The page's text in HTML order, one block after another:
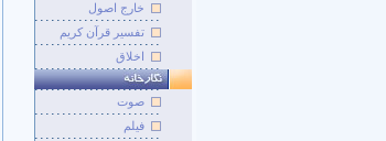
خارج اصول
تفسیر قرآن کریم
اخلاق
صوت
فيلم